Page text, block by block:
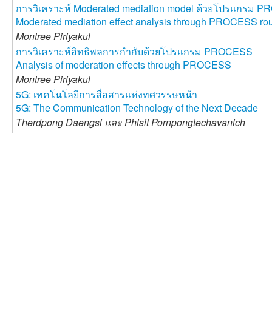
การวิเคราะห์ Moderated mediation model ด้วยโปรแกรม
Moderated mediation effect analysis through PROCESS
Montree Piriyakul
การวิเคราะห์อิทธิพลการกำกับด้วยโปรแกรม PROCESS
Analysis of moderation effects through PROCESS
Montree Piriyakul
5G: เทคโนโลยีการสื่อสารแห่งทศวรรษหน้า
5G: The Communication Technology of the Next Decade
Therdpong Daengsi และPhisit Pornpongtechavanich